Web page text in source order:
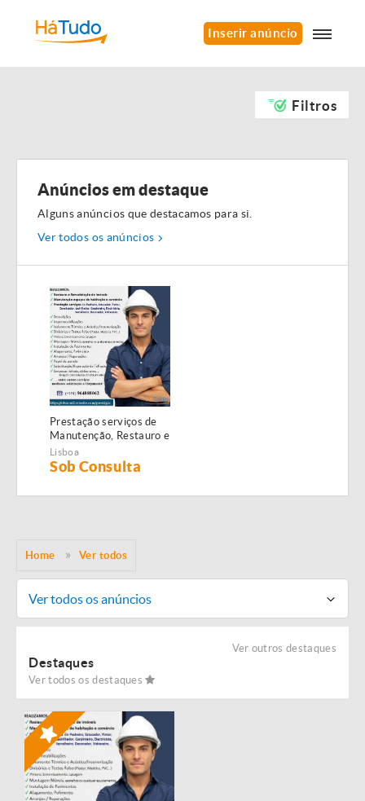
Inserir anúncio
Filtros
Anúncios em destaque
Alguns anúncios que destacamos para si.
Ver todos os anúncios
Prestação serviços de
Manutenção, Restauro e
Remodelação de
imóveis!
Lisboa
Sob Consulta
Home Ver todos
Ver todos os anúncios
Ver outros destaques
Destaques
Ver todos os destaques